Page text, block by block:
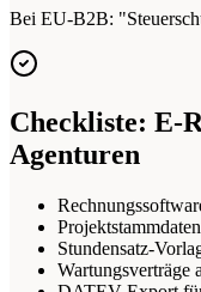
Bei EU-B2B:
Checkliste: E-
Agenturen
Stundensatz-
Wartungsverträge